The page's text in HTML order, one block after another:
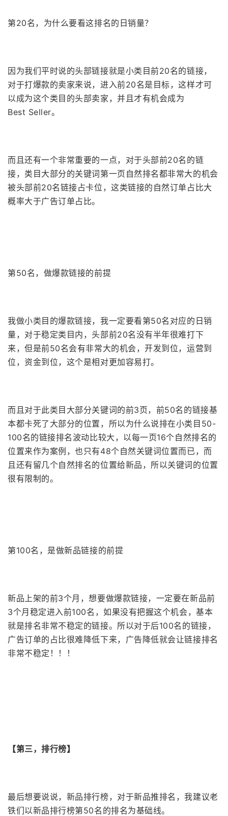
第20名，为什么要看这排名的日销量？
因为我们平时说的头部链接就是小类目前20名的链接，
对于打爆款的卖家来说，进入前20名是目标，这样才可
以成为这个类目的头部卖家，并且才有机会成为
Best Seller。
而且还有一个非常重要的一点，对于头部前20名的链
接，类目大部分的关键词第一页自然排名都非常大的机会
被头部前20名链接占卡位，这类链接的自然订单占比大
概率大于广告订单占比。
第50名，做爆款链接的前提
我做小类目的爆款链接，我一定要看第50名对应的日销
量，对于稳定类目内，头部前20名没有半年很难打下
来，但是前50名会有非常大的机会，开发到位，运营到
位，资金到位，这个是相对更加容易打。
而且对于此类目大部分关键词的前3页，前50名的链接基
本都卡死了大部分的位置，所以为什么说排在小类目50-
100名的链接排名波动比较大，以每一页16个自然排名的
位置来作为案例，也只有48个自然关键词位置而已，而
且还有留几个自然排名的位置给新品，所以关键词的位置
很有限制的。
第100名，是做新品链接的前提
新品上架的前3个月，想要做爆款链接，一定要在新品前
3个月稳定进入前100名，如果没有把握这个机会，基本
就是排名非常不稳定的链接。所以对于后100名的链接，
广告订单的占比很难降低下来，广告降低就会让链接排名
非常不稳定！！！
【第三，排行榜】
最后想要说说，新品排行榜，对于新品推排名，我建议老
铁们以新品排行榜第50名的排名为基础线。